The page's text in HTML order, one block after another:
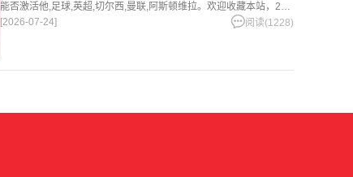
能否激活他,足球,英超,切尔西,曼联,阿斯顿维拉。欢迎收藏本站，24
小时为你更新最新的足球，篮球体育资讯。
[2026-07-24] 阅读(1228)